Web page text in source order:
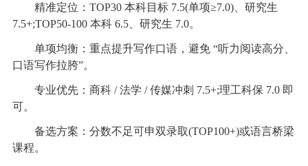
精准定位：TOP30 本科目标 7.5(单项≥7.0)、研究生
7.5+;TOP50-100 本科 6.5、研究生 7.0。
单项均衡：重点提升写作口语，避免 “听力阅读高分、
口语写作拉胯”。
专业优先：商科 / 法学 / 传媒冲刺 7.5+;理工科保 7.0 即
可。
备选方案：分数不足可申双录取(TOP100+)或语言桥梁
课程。